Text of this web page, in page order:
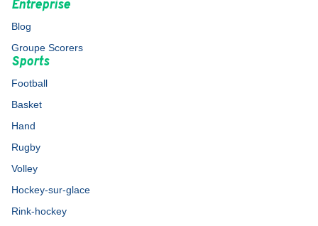
Entreprise
Blog
Groupe Scorers
Sports
Football
Basket
Hand
Rugby
Volley
Hockey-sur-glace
Rink-hockey